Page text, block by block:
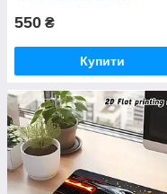
550 ₴
Купити